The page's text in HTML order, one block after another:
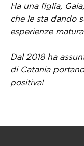
Ha una figlia,
che le sta dando
esperienze
Dal 2018 ha
di Catania
positiva!